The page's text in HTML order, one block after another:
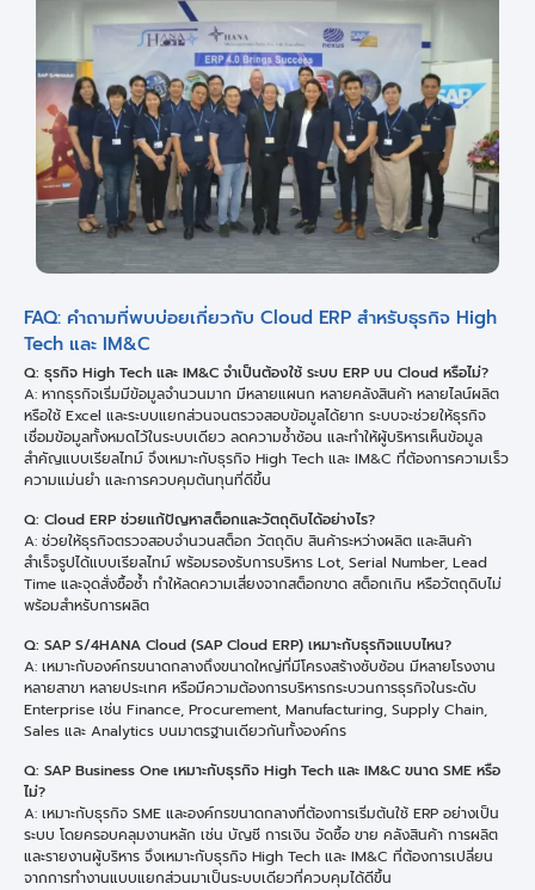
FAQ: คำถามที่พบบ่อยเกี่ยวกับ Cloud ERP สำหรับธุรกิจ High
Tech และ IM&C
Q: ธุรกิจ High Tech และ IM&C จำเป็นต้องใช้ ระบบ ERP บน Cloud หรือไม่?
A: หากธุรกิจเริ่มมีข้อมูลจำนวนมาก มีหลายแผนก หลายคลังสินค้า หลายไลน์ผลิต
หรือใช้ Excel และระบบแยกส่วนจนตรวจสอบข้อมูลได้ยาก ระบบจะช่วยให้ธุรกิจ
เชื่อมข้อมูลทั้งหมดไว้ในระบบเดียว ลดความซ้ำซ้อน และทำให้ผู้บริหารเห็นข้อมูล
สำคัญแบบเรียลไทม์ จึงเหมาะกับธุรกิจ High Tech และ IM&C ที่ต้องการความเร็ว
ความแม่นยำ และการควบคุมต้นทุนที่ดีขึ้น
Q: Cloud ERP ช่วยแก้ปัญหาสต็อกและวัตถุดิบได้อย่างไร?
A: ช่วยให้ธุรกิจตรวจสอบจำนวนสต็อก วัตถุดิบ สินค้าระหว่างผลิต และสินค้า
สำเร็จรูปได้แบบเรียลไทม์ พร้อมรองรับการบริหาร Lot, Serial Number, Lead
Time และจุดสั่งซื้อซ้ำ ทำให้ลดความเสี่ยงจากสต็อกขาด สต็อกเกิน หรือวัตถุดิบไม่
พร้อมสำหรับการผลิต
Q: SAP S/4HANA Cloud (SAP Cloud ERP) เหมาะกับธุรกิจแบบไหน?
A: เหมาะกับองค์กรขนาดกลางถึงขนาดใหญ่ที่มีโครงสร้างซับซ้อน มีหลายโรงงาน
หลายสาขา หลายประเทศ หรือมีความต้องการบริหารกระบวนการธุรกิจในระดับ
Enterprise เช่น Finance, Procurement, Manufacturing, Supply Chain,
Sales และ Analytics บนมาตรฐานเดียวกันทั้งองค์กร
Q: SAP Business One เหมาะกับธุรกิจ High Tech และ IM&C ขนาด SME หรือ
ไม่?
A: เหมาะกับธุรกิจ SME และองค์กรขนาดกลางที่ต้องการเริ่มต้นใช้ ERP อย่างเป็น
ระบบ โดยครอบคลุมงานหลัก เช่น บัญชี การเงิน จัดซื้อ ขาย คลังสินค้า การผลิต
และรายงานผู้บริหาร จึงเหมาะกับธุรกิจ High Tech และ IM&C ที่ต้องการเปลี่ยน
จากการทำงานแบบแยกส่วนมาเป็นระบบเดียวที่ควบคุมได้ดีขึ้น